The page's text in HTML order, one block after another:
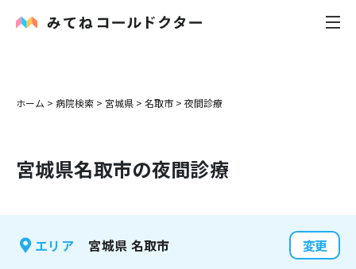
内科
花粉症
感染症
ホーム > 病院検索 > 宮城県 > 名取市 > 夜間診療
宮城県名取市の夜間診療
エリア 宮城県 名取市 変更